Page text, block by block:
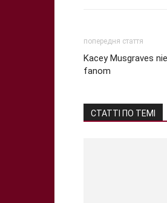
попередня стаття
Kacey Musgraves
fanom
СТАТТІ ПО ТЕМІ